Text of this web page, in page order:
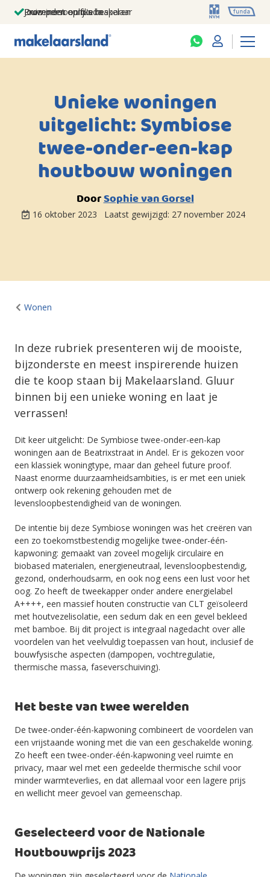
Jouw persoonlijke makelaar
Duizenden euro's besparen
Prominent op funda
Unieke woningen
uitgelicht: Symbiose
twee-onder-een-kap
houtbouw woningen
DoorSophie van Gorsel
16 oktober 2023 Laatst gewijzigd: 27 november 2024
Wonen
In deze rubriek presenteren wij de mooiste,
bijzonderste en meest inspirerende huizen
die te koop staan bij Makelaarsland. Gluur
binnen bij een unieke woning en laat je
verrassen!
Dit keer uitgelicht: De Symbiose twee-onder-een-kap
woningen aan de Beatrixstraat in Andel. Er is gekozen voor
een klassiek woningtype, maar dan geheel future proof.
Naast enorme duurzaamheidsambities, is er met een uniek
ontwerp ook rekening gehouden met de
levensloopbestendigheid van de woningen.
De intentie bij deze Symbiose woningen was het creëren van
een zo toekomstbestendig mogelijke twee-onder-één-
kapwoning: gemaakt van zoveel mogelijk circulaire en
biobased materialen, energieneutraal, levensloopbestendig,
gezond, onderhoudsarm, en ook nog eens een lust voor het
oog. Zo heeft de tweekapper onder andere energielabel
A++++, een massief houten constructie van CLT geïsoleerd
met houtvezelisolatie, een sedum dak en een gevel bekleed
met bamboe. Bij dit project is integraal nagedacht over alle
voordelen van het veelvuldig toepassen van hout, inclusief de
bouwfysische aspecten (dampopen, vochtregulatie,
thermische massa, faseverschuiving).
Het beste van twee werelden
De twee-onder-één-kapwoning combineert de voordelen van
een vrijstaande woning met die van een geschakelde woning.
Zo heeft een twee-onder-één-kapwoning veel ruimte en
privacy, maar wel met een gedeelde thermische schil voor
minder warmteverlies, en dat allemaal voor een lagere prijs
en wellicht meer gevoel van gemeenschap.
Geselecteerd voor de Nationale
Houtbouwprijs 2023